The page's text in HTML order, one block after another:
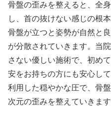
骨盤の歪みを整えると、全
し、首の抜けない感じの根
骨盤が立つと姿勢が自然と
が分散されていきます。当
さない優しい施術で、初め
安をお持ちの方にも安心し
利用した穏やかな圧で、骨
次元の歪みを整えていきます